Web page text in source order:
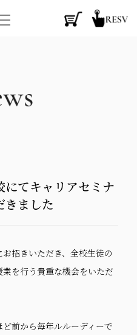
てキャリアセミナ
きました
招きいただき、全校生徒の
を行う貴重な機会をいただ
前から毎年ルルーディーで